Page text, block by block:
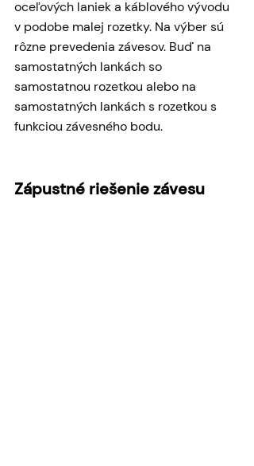
oceľových laniek a káblového vývodu
v podobe malej rozetky. Na výber sú
rôzne prevedenia závesov. Buď na
samostatných lankách so
samostatnou rozetkou alebo na
samostatných lankách s rozetkou s
funkciou závesného bodu.
Zápustné riešenie závesu